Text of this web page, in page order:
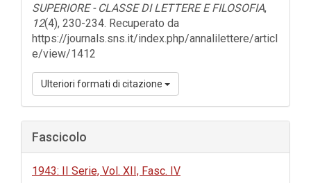
SUPERIORE - CLASSE DI LETTERE E FILOSOFIA,
12(4), 230-234. Recuperato da
https://journals.sns.it/index.php/annalilettere/articl
e/view/1412
Ulteriori formati di citazione
Fascicolo
1943: II Serie, Vol. XII, Fasc. IV